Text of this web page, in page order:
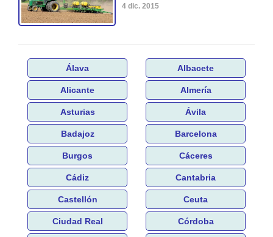
4 dic. 2015
Álava Albacete
Alicante Almería
Asturias Ávila
Badajoz Barcelona
Burgos Cáceres
Cádiz Cantabria
Castellón Ceuta
Ciudad Real Córdoba